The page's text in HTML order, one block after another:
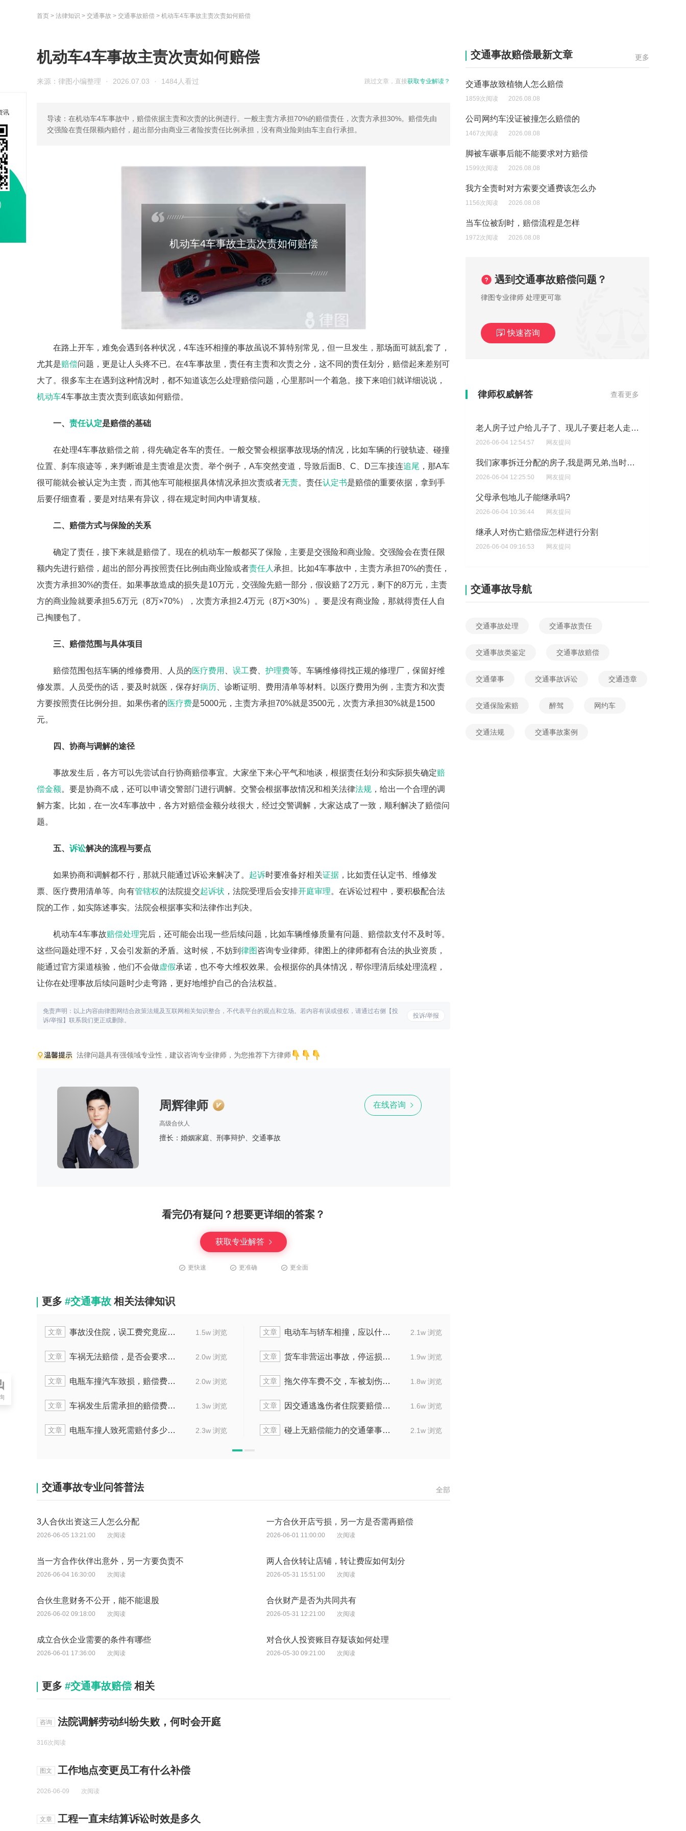
首页 > 法律知识 > 交通事故 > 交通事故赔偿 > 机动车4车事故主责次责如何赔偿
机动车4车事故主责次责如何赔偿
跳过文章，直接获取专业解读？
来源：律图小编整理 · 2026.07.03 · 1484人看过
导读：在机动车4车事故中，赔偿依据主责和次责的比例进行。一般主责方承担70%的赔偿责任，次责方承担30%。赔偿先由
交强险在责任限额内赔付，超出部分由商业三者险按责任比例承担，没有商业险则由车主自行承担。
机动车4车事故主责次责如何赔偿
在路上开车，难免会遇到各种状况，4车连环相撞的事故虽说不算特别常见，但一旦发生，那场面可就乱套了，
尤其是赔偿问题，更是让人头疼不已。在4车事故里，责任有主责和次责之分，这不同的责任划分，赔偿起来差别可
大了。很多车主在遇到这种情况时，都不知道该怎么处理赔偿问题，心里那叫一个着急。接下来咱们就详细说说，
机动车4车事故主责次责到底该如何赔偿。
一、 责任认定是赔偿的基础
在处理4车事故赔偿之前，得先确定各车的责任。一般交警会根据事故现场的情况，比如车辆的行驶轨迹、碰撞
位置、刹车痕迹等，来判断谁是主责谁是次责。举个例子，A车突然变道，导致后面B、C、D三车接连追尾 ，那A车
很可能就会被认定为主责，而其他车可能根据具体情况承担次责或者无责。责任认定书是赔偿的重要依据，拿到手
后要仔细查看，要是对结果有异议，得在规定时间内申请复核。
二、赔偿方式与保险的关系
确定了责任，接下来就是赔偿了。现在的机动车一般都买了保险，主要是交强险和商业险。交强险会在责任限
额内先进行赔偿，超出的部分再按照责任比例由商业险或者责任人 承担。比如4车事故中，主责方承担70%的责任，
次责方承担30%的责任。如果事故造成的损失是10万元，交强险先赔一部分，假设赔了2万元，剩下的8万元，主责
方的商业险就要承担5.6万元（8万×70%），次责方承担2.4万元（8万×30%）。要是没有商业险，那就得责任人自
己掏腰包了。
三、赔偿范围与具体项目
赔偿范围包括车辆的维修费用、人员的医疗费用 误工费、 护理费等。车辆维修得找正规的修理厂，保留好维
修发票。人员受伤的话，要及时就医，保存好病历 、诊断证明、费用清单等材料。以医疗费用为例，主责方和次责
方要按照责任比例分担。如果伤者的医疗费是5000元，主责方承担70%就是3500元，次责方承担30%就是1500
元。
四、协商与调解的途径
事故发生后，各方可以先尝试自行协商赔偿事宜。大家坐下来心平气和地谈，根据责任划分和实际损失确定赔
偿金额。要是协商不成，还可以申请交警部门进行调解。交警会根据事故情况和相关法律法规 ，给出一个合理的调
解方案。比如，在一次4车事故中，各方对赔偿金额分歧很大，经过交警调解，大家达成了一致，顺利解决了赔偿问
题。
五、 诉讼解决的流程与要点
如果协商和调解都不行，那就只能通过诉讼来解决了。 起诉时要准备好相关证据 ，比如责任认定书、维修发
票、医疗费用清单等。向有管辖权的法院提交起诉状 ，法院受理后会安排开庭审理。在诉讼过程中，要积极配合法
院的工作，如实陈述事实。法院会根据事实和法律作出判决。
机动车4车事故赔偿处理完后，还可能会出现一些后续问题，比如车辆维修质量有问题、赔偿款支付不及时等。
这些问题处理不好，又会引发新的矛盾。这时候，不妨到 律图 咨询专业律师。律图上的律师都有合法的执业资质，
能通过官方渠道核验，他们不会做虚假承诺，也不夸大维权效果。会根据你的具体情况，帮你理清后续处理流程，
让你在处理事故后续问题时少走弯路，更好地维护自己的合法权益。
投诉/举报
免责声明：以上内容由律图网结合政策法规及互联网相关知识整合，不代表平台的观点和立场。若内容有误或侵权，请通过右侧【投
诉/举报】联系我们更正或删除。
法律问题具有强领域专业性，建议咨询专业律师，为您推荐下方律师
周辉律师
高级合伙人
擅长：婚姻家庭、刑事辩护、交通事故
在线咨询
看完仍有疑问？想要更详细的答案？
获取专业解答
更快速 更准确 更全面
更多 #交通事故 相关法律知识
1.5w 浏览 2.1w 浏览
文章 电动车与轿车相撞，应以什么方式赔偿
2.0w 浏览 1.9w 浏览
文章 货车非营运出事故，停运损失找谁赔
2.0w 浏览
如何算 1.8w 浏览
文章 拖欠停车费不交，车被划伤了怎么赔偿
1.3w 浏览 1.6w 浏览
文章 因交通逃逸伤者住院要赔偿多少钱款
2.3w 浏览 2.1w 浏览
文章 碰上无赔偿能力的交通肇事人如何处理
文章 谁来承担交通事故里产生的伤残费用
文章 交通理赔出现，误工费应找何人赔偿
文章 对方骑电动车逃逸，怎样获最大赔偿
文章 交通误工费一般是在几个月内做赔偿
文章 发生交通事故后，赔偿包含什么项目
交通事故专业问答普法 全部
3人合伙出资这三人怎么分配
2026-06-05 13:21:00 次阅读
当一方合作伙伴出意外，另一方要负责不
2026-06-04 16:30:00 次阅读
合伙生意财务不公开，能不能退股
2026-06-02 09:18:00 次阅读
成立合伙企业需要的条件有哪些
2026-06-01 17:36:00 次阅读
一方合伙开店亏损，另一方是否需再赔偿
2026-06-01 11:00:00 次阅读
两人合伙转让店铺，转让费应如何划分
2026-05-31 15:51:00 次阅读
合伙财产是否为共同共有
2026-05-31 12:21:00 次阅读
对合伙人投资账目存疑该如何处理
2026-05-30 09:21:00 次阅读
更多 #交通事故赔偿 相关
咨询 法院调解劳动纠纷失败，何时会开庭
316次阅读
图文 工作地点变更员工有什么补偿
2026-06-09 次阅读
文章 工程一直未结算诉讼时效是多久
更多
交通事故赔偿最新文章
交通事故致植物人怎么赔偿
1859次阅读 2026.08.08
公司网约车没证被撞怎么赔偿的
1467次阅读 2026.08.08
脚被车碾事后能不能要求对方赔偿
1599次阅读 2026.08.08
我方全责时对方索要交通费该怎么办
1156次阅读 2026.08.08
当车位被刮时，赔偿流程是怎样
1972次阅读 2026.08.08
遇到交通事故赔偿问题？
律图专业律师 处理更可靠
快速咨询
律师权威解答 查看更多
父母承包地儿子能继承吗?
继承人对伤亡赔偿应怎样进行分割
老公欠钱老婆也被一起起诉该怎么办?
2026-06-04 16:14:15
2026-06-04 15:23:38 网友提问
车祸去世子女怎么分配?
交通事故导航
交通事故处理 交通事故责任
交通事故类鉴定 交通事故赔偿
交通肇事 交通事故诉讼 交通违章
交通保险索赔 醉驾 网约车
交通法规 交通事故案例
讯